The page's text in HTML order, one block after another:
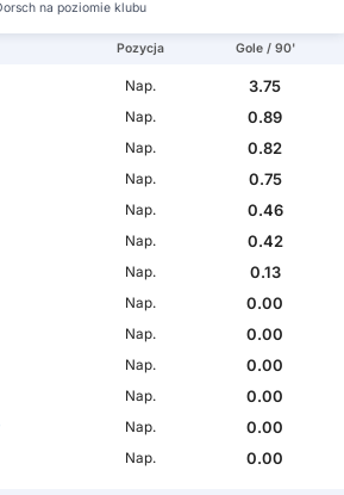
na poziomie klubu
Pozycja Gole / 90'
Nap.
3.75
Nap.
0.89
Nap.
0.82
Nap.
0.75
Nap.
0.46
Nap.
0.42
Nap.
0.13
Nap.
0.00
Nap.
0.00
Nap.
0.00
Nap.
0.00
Nap.
0.00
Nap. 0.00